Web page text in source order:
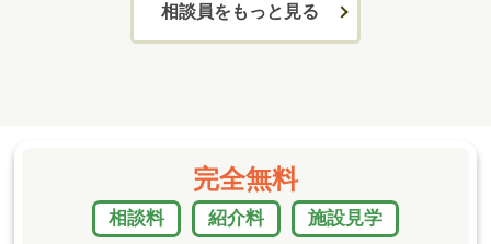
相談員をもっと見る
完全無料
相談料 紹介料 施設見学